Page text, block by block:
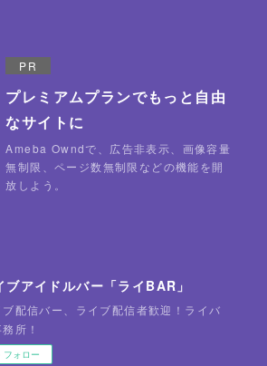
PR
プレミアムプランでもっと自由
なサイトに
Ameba Owndで、広告非表示、画像容量
無制限、ページ数無制限などの機能を開
放しよう。
ブアイドルバー「ライBAR」
ブ配信バー、ライブ配信者歓迎！ライバ
所！
フォロー